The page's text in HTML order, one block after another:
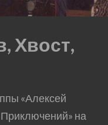
Хвост,
«Алексей
на